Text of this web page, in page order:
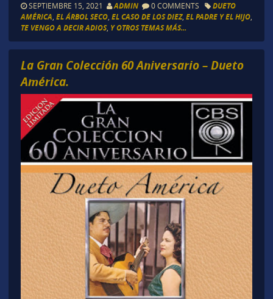
SEPTIEMBRE 15, 2021 ADMIN 0 COMMENTS
DUETO
AMÉRICA EL ÁRBOL SECO, EL CASO DE LOS DIEZ, EL PADRE Y EL HIJO,
TE VENGO A DECIR ADIOS, Y OTROS TEMAS MÁS...
La Gran Colección 60 Aniversario – Dueto
América.